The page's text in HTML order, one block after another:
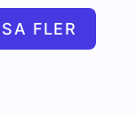
FLER